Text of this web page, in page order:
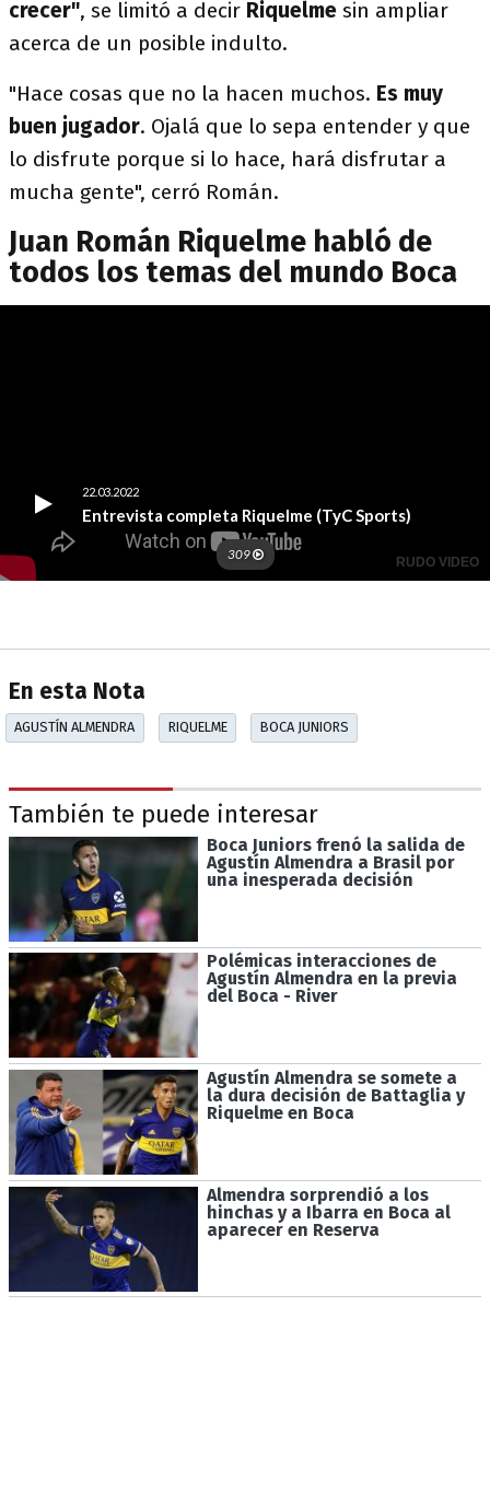
crecer", se limitó a decir Riquelme sin ampliar
acerca de un posible indulto.
"Hace cosas que no la hacen muchos. Es muy
buen jugador. Ojalá que lo sepa entender y que
lo disfrute porque si lo hace, hará disfrutar a
mucha gente", cerró Román.
Juan Román Riquelme habló de
todos los temas del mundo Boca
En esta Nota
AGUSTÍN ALMENDRA RIQUELME BOCA JUNIORS
También te puede interesar
Boca Juniors frenó la salida de
Agustín Almendra a Brasil por
una inesperada decisión
Polémicas interacciones de
Agustín Almendra en la previa
del Boca - River
Agustín Almendra se somete a
la dura decisión de Battaglia y
Riquelme en Boca
Almendra sorprendió a los
hinchas y a Ibarra en Boca al
aparecer en Reserva